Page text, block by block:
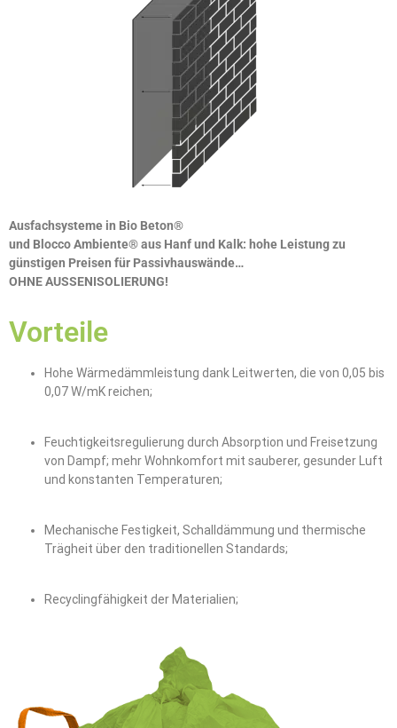
Ausfachsysteme in Bio Beton®
und Blocco Ambiente® aus Hanf und Kalk: hohe Leistung zu
günstigen Preisen für Passivhauswände…
OHNE AUSSENISOLIERUNG!
Vorteile
Hohe Wärmedämmleistung dank Leitwerten, die von 0,05 bis
0,07 W/mK reichen;
Feuchtigkeitsregulierung durch Absorption und Freisetzung
von Dampf; mehr Wohnkomfort mit sauberer, gesunder Luft
und konstanten Temperaturen;
Mechanische Festigkeit, Schalldämmung und thermische
Trägheit über den traditionellen Standards;
Recyclingfähigkeit der Materialien;